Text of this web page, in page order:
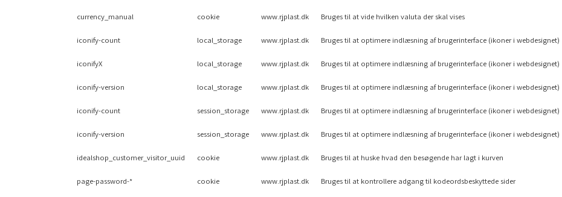
currency_manual cookie www.rjplast.dk Bruges til at vide hvilken valuta der skal vises
iconify-count local_storage www.rjplast.dk Bruges til at optimere indlæsning af brugerinterface (ikoner i webdesignet)
iconifyX local_storage www.rjplast.dk Bruges til at optimere indlæsning af brugerinterface (ikoner i webdesignet)
iconify-version local_storage www.rjplast.dk Bruges til at optimere indlæsning af brugerinterface (ikoner i webdesignet)
iconify-count session_storage www.rjplast.dk Bruges til at optimere indlæsning af brugerinterface (ikoner i webdesignet)
iconify-version session_storage www.rjplast.dk Bruges til at optimere indlæsning af brugerinterface (ikoner i webdesignet)
idealshop_customer_visitor_uuid cookie www.rjplast.dk Bruges til at huske hvad den besøgende har lagt i kurven
page-password-* cookie www.rjplast.dk Bruges til at kontrollere adgang til kodeordsbeskyttede sider